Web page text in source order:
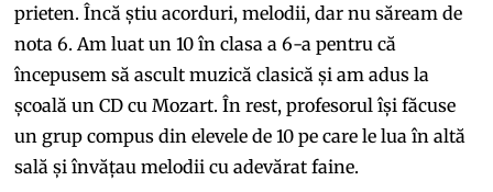
prieten. Încă știu acorduri, melodii, dar nu săream de
nota 6. Am luat un 10 în clasa a 6-a pentru că
începusem să ascult muzică clasică și am adus la
școală un CD cu Mozart. În rest, profesorul își făcuse
un grup compus din elevele de 10 pe care le lua în altă
sală și învățau melodii cu adevărat faine.